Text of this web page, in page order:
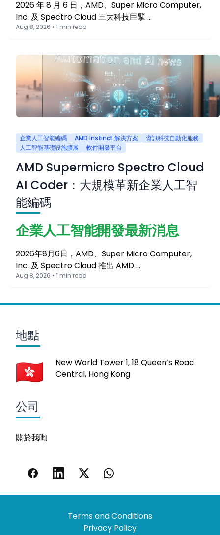
2026 年 8 月 6 日，AMD、Super Micro Computer,
Inc. 及 Spectro Cloud 三大科技巨擘 …
Aug 8, 2026 • 1 min read
企業人工智能編碼 AMD Instinct 解決方案
資訊科技自動化服務
人工智能基礎設施擴展
軟件開發平台
AMD Supermicro Spectro Cloud
AI Coder：大規模革新企業人工智
能編碼
企業人工智能開發最新消息
2026年8月6日，AMD、Super Micro Computer,
Inc. 及 Spectro Cloud 推出 AMD …
Aug 8, 2026 • 1 min read
地點
New World Tower 1, 18 Queen’s Road
Central, Hong Kong
公司
關於我哋
Terms and Conditions
Privacy Policy